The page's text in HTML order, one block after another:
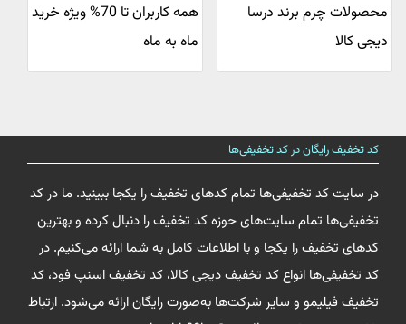
محصولات چرم برند درسا
دیجی کالا
همه کاربران تا 70% ویژه خرید
ماه به ماه
کد تخفیف رایگان در کد تخفیفی‌ها
در سایت کد تخفیفی‌ها تمام کدهای تخفیف را یکجا ببینید. ما در کد
تخفیفی‌ها تمام سایت‌های حوزه کد تخفیف را دنبال کرده و بهترین
کدهای تخفیف را یکجا و با اطلاعات کامل به شما ارائه می‌کنیم. در
کد تخفیفی‌ها انواع کد تخفیف دیجی کالا، کد تخفیف اسنپ فود، کد
تخفیف فیلیمو و سایر شرکت‌ها به‌صورت رایگان ارائه می‌شود. ارتباط